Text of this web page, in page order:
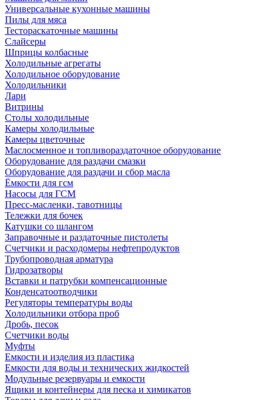
Универсальные кухонные машины
Пилы для мяса
Тестораскаточные машины
Слайсеры
Шприцы колбасные
Холодильные агрегаты
Холодильное оборудование
Холодильники
Лари
Витрины
Столы холодильные
Камеры холодильные
Камеры цветочные
Маслосменное и топливораздаточное оборудование
Оборудование для раздачи смазки
Оборудование для раздачи и сбор масла
Ёмкости для гсм
Насосы для ГСМ
Пресс-масленки, тавотницы
Тележки для бочек
Катушки со шлангом
Заправочные и раздаточные пистолеты
Счетчики и расходомеры нефтепродуктов
Трубопроводная арматура
Гидрозатворы
Вставки и патрубки компенсационные
Конденсатоотводчики
Регуляторы температуры воды
Холодильники отбора проб
Дробь, песок
Счетчики воды
Муфты
Емкости и изделия из пластика
Емкости для воды и технических жидкостей
Модульные резервуары и емкости
Ящики и контейнеры для песка и химикатов